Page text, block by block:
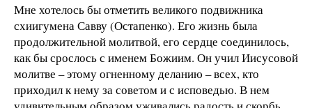
Мне хотелось бы отметить великого подвижника
схиигумена Савву (Остапенко). Его жизнь была
продолжительной молитвой, его сердце соединилось,
как бы срослось с именем Божиим. Он учил Иисусовой
молитве – этому огненному деланию – всех, кто
приходил к нему за советом и с исповедью. В нем